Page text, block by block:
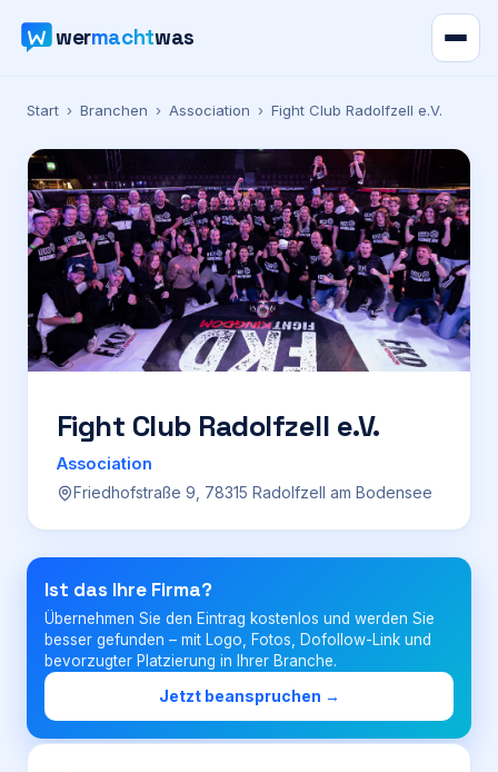
wermachtwas
Verzeichnis
Karte
News
Ratgeber
Werbung
Preise
Für Firmen
Login
Firma eintragen
Start › Branchen › Association › Fight Club Radolfzell e.V.
Fight Club Radolfzell e.V.
Association
Friedhofstraße 9, 78315 Radolfzell am Bodensee
Ist das Ihre Firma?
Übernehmen Sie den Eintrag kostenlos und werden Sie
besser gefunden – mit Logo, Fotos, Dofollow-Link und
bevorzugter Platzierung in Ihrer Branche.
Jetzt beanspruchen →